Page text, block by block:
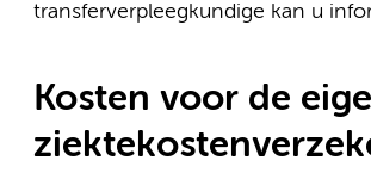
transferverpleegkundige kan u
Kosten voor de